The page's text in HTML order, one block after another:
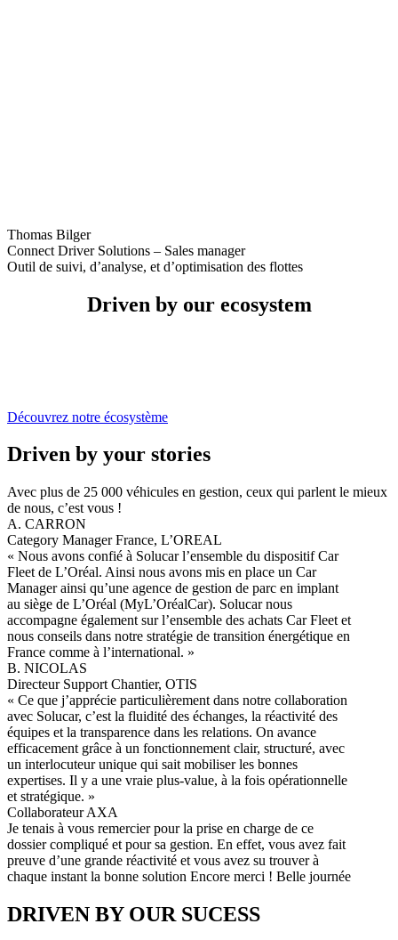
Thomas Bilger
Connect Driver Solutions – Sales manager
Outil de suivi, d’analyse, et d’optimisation des flottes
Driven by our ecosystem
Découvrez notre écosystème
Driven by your stories
Avec plus de 25 000 véhicules en gestion, ceux qui parlent le mieux
de nous, c’est vous !
A. CARRON
Category Manager France, L’OREAL
« Nous avons confié à Solucar l’ensemble du dispositif Car
Fleet de L’Oréal. Ainsi nous avons mis en place un Car
Manager ainsi qu’une agence de gestion de parc en implant
au siège de L’Oréal (MyL’OréalCar). Solucar nous
accompagne également sur l’ensemble des achats Car Fleet et
nous conseils dans notre stratégie de transition énergétique en
France comme à l’international. »
B. NICOLAS
Directeur Support Chantier, OTIS
« Ce que j’apprécie particulièrement dans notre collaboration
avec Solucar, c’est la fluidité des échanges, la réactivité des
équipes et la transparence dans les relations. On avance
efficacement grâce à un fonctionnement clair, structuré, avec
un interlocuteur unique qui sait mobiliser les bonnes
expertises. Il y a une vraie plus-value, à la fois opérationnelle
et stratégique. »
Collaborateur AXA
Je tenais à vous remercier pour la prise en charge de ce
dossier compliqué et pour sa gestion. En effet, vous avez fait
preuve d’une grande réactivité et vous avez su trouver à
chaque instant la bonne solution Encore merci ! Belle journée
DRIVEN BY OUR SUCESS